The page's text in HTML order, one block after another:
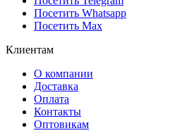
Посетить Whatsapp
Посетить Max
Клиентам
О компании
Доставка
Оплата
Контакты
Оптовикам